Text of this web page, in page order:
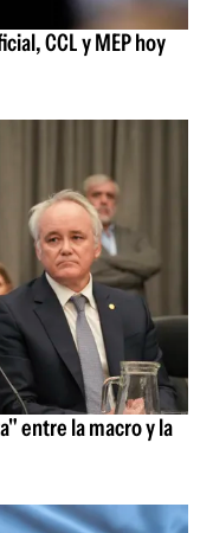
CCL y MEP hoy
entre la macro y la